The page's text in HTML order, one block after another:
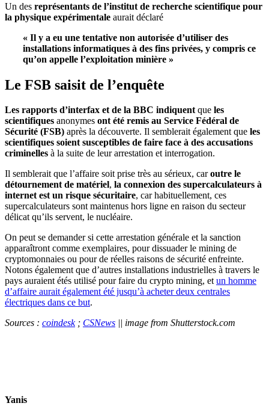
Un des représentants de l’institut de recherche scientifique pour
la physique expérimentale aurait déclaré
« Il y a eu une tentative non autorisée d’utiliser des
installations informatiques à des fins privées, y compris ce
qu’on appelle l’exploitation minière »
Le FSB saisit de l’enquête
Les rapports d’interfax et de la BBC indiquentque les
scientifiques anonymes ont été remis au Service Fédéral de
Sécurité (FSB) après la découverte. Il semblerait également que les
scientifiques soient susceptibles de faire face à des accusations
criminelles à la suite de leur arrestation et interrogation.
Il semblerait que l’affaire soit prise très au sérieux, caroutre le
détournement de matériel, la connexion des supercalculateurs à
internet est un risque sécuritaire, car habituellement, ces
supercalculateurs sont maintenus hors ligne en raison du secteur
délicat qu’ils servent, le nucléaire.
On peut se demander si cette arrestation générale et la sanction
apparaîtront comme exemplaires, pour dissuader le mining de
cryptomonnaies ou pour de réelles raisons de sécurité enfreinte.
Notons également que d’autres installations industrielles à travers le
pays auraient étés utilisé pour faire du crypto mining, etun homme
d’affaire aurait également été jusqu’à acheter deux centrales
électriques dans ce but.
Sources : coindesk; CSNews || image from Shutterstock.com
Yanis